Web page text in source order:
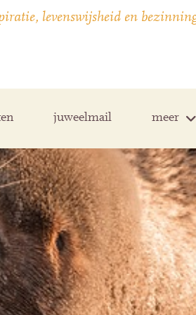
levenswijsheid en
juweelmail meer